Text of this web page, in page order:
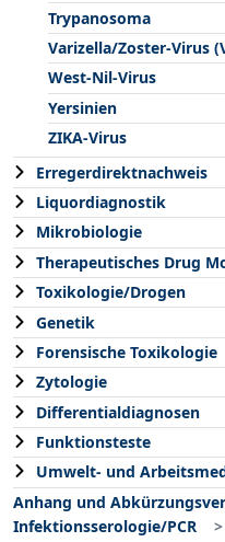
Trypanosoma
Varizella/Zoster-Virus
West-Nil-Virus
Yersinien
ZIKA-Virus
Erregerdirektnachweis
Liquordiagnostik
Mikrobiologie
Therapeutisches Drug
Toxikologie/Drogen
Genetik
Forensische Toxikologie
Zytologie
Differentialdiagnosen
Funktionsteste
Umwelt- und
Anhang und
Infektionsserologie/PCR